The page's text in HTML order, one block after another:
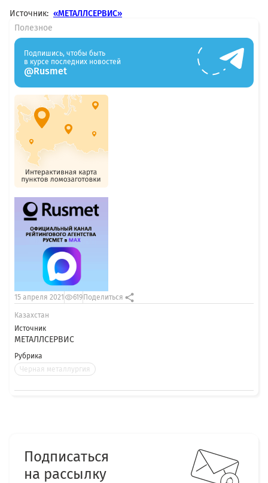
Источник: «МЕТАЛЛСЕРВИС»
Источник
МЕТАЛЛСЕРВИС
Рубрика
Черная металлургия
15 апреля 2021 619 Поделиться
Казахстан
Полезное
Подпишись, чтобы быть
в курсе последних новостей
@Rusmet
Подписаться
на рассылку